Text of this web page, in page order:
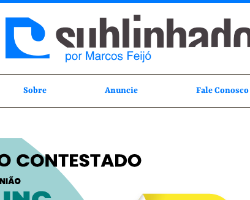
Sobre Anuncie Fale Conosco